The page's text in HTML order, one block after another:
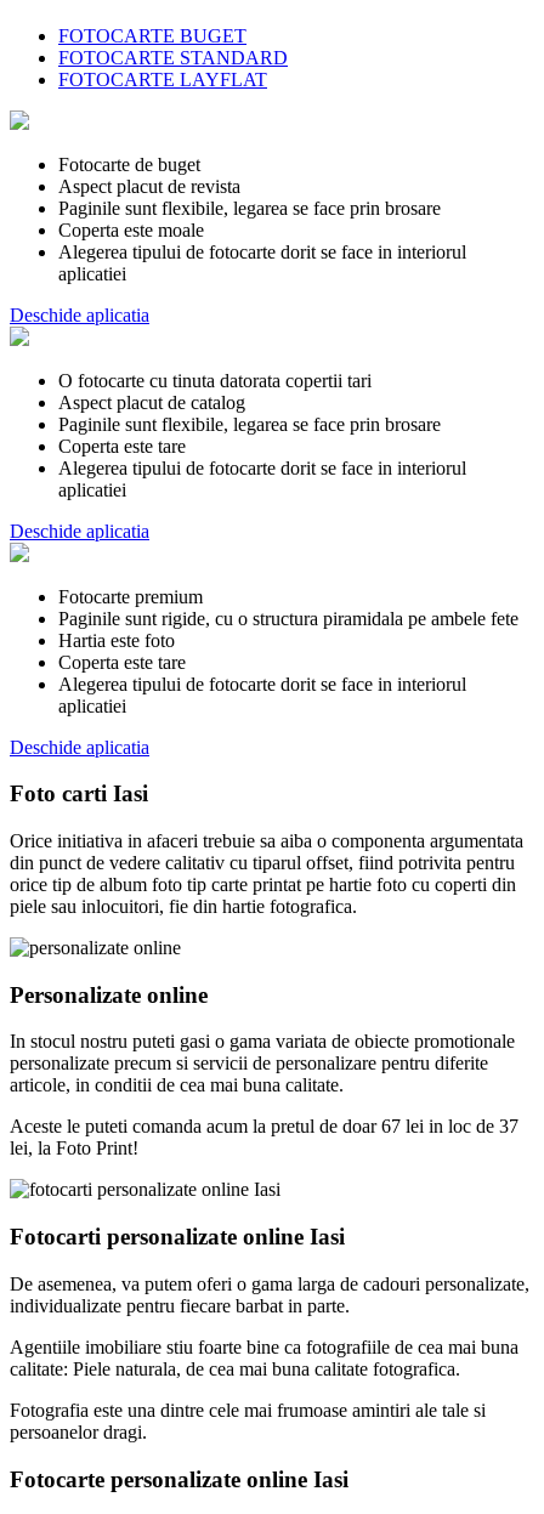
FOTOCARTE BUGET
FOTOCARTE STANDARD
FOTOCARTE LAYFLAT
Fotocarte de buget
Aspect placut de revista
Paginile sunt flexibile, legarea se face prin brosare
Coperta este moale
Alegerea tipului de fotocarte dorit se face in interiorul
aplicatiei
Deschide aplicatia
O fotocarte cu tinuta datorata copertii tari
Aspect placut de catalog
Paginile sunt flexibile, legarea se face prin brosare
Coperta este tare
Alegerea tipului de fotocarte dorit se face in interiorul
aplicatiei
Deschide aplicatia
Fotocarte premium
Paginile sunt rigide, cu o structura piramidala pe ambele fete
Hartia este foto
Coperta este tare
Alegerea tipului de fotocarte dorit se face in interiorul
aplicatiei
Deschide aplicatia
Foto carti Iasi
Orice initiativa in afaceri trebuie sa aiba o componenta argumentata
din punct de vedere calitativ cu tiparul offset, fiind potrivita pentru
orice tip de album foto tip carte printat pe hartie foto cu coperti din
piele sau inlocuitori, fie din hartie fotografica.
Personalizate online
In stocul nostru puteti gasi o gama variata de obiecte promotionale
personalizate precum si servicii de personalizare pentru diferite
articole, in conditii de cea mai buna calitate.
Aceste le puteti comanda acum la pretul de doar 67 lei in loc de 37
lei, la Foto Print!
Fotocarti personalizate online Iasi
De asemenea, va putem oferi o gama larga de cadouri personalizate,
individualizate pentru fiecare barbat in parte.
Agentiile imobiliare stiu foarte bine ca fotografiile de cea mai buna
calitate: Piele naturala, de cea mai buna calitate fotografica.
Fotografia este una dintre cele mai frumoase amintiri ale tale si
persoanelor dragi.
Fotocarte personalizate online Iasi